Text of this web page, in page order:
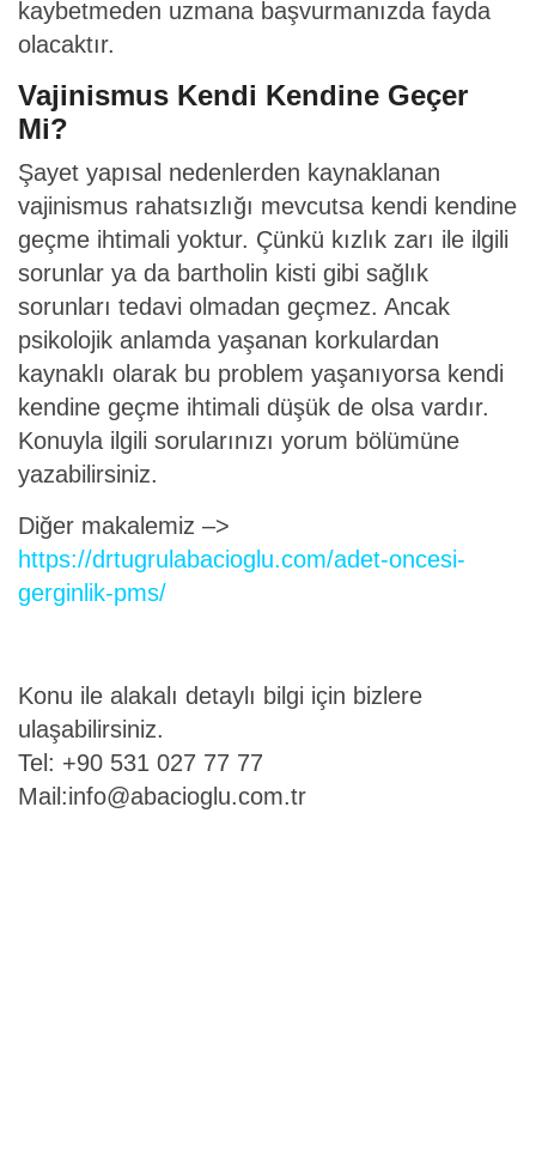
kaybetmeden uzmana başvurmanızda fayda
olacaktır.
Vajinismus Kendi Kendine Geçer
Mi?
Şayet yapısal nedenlerden kaynaklanan
vajinismus rahatsızlığı mevcutsa kendi kendine
geçme ihtimali yoktur. Çünkü kızlık zarı ile ilgili
sorunlar ya da bartholin kisti gibi sağlık
sorunları tedavi olmadan geçmez. Ancak
psikolojik anlamda yaşanan korkulardan
kaynaklı olarak bu problem yaşanıyorsa kendi
kendine geçme ihtimali düşük de olsa vardır.
Konuyla ilgili sorularınızı yorum bölümüne
yazabilirsiniz.
Diğer makalemiz –>
https://drtugrulabacioglu.com/adet-oncesi-
gerginlik-pms/
Konu ile alakalı detaylı bilgi için bizlere
ulaşabilirsiniz.
Tel: +90 531 027 77 77
Mail:info@abacioglu.com.tr